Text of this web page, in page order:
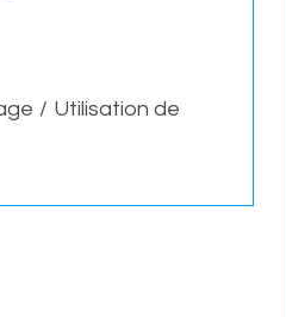
/ Utilisation de